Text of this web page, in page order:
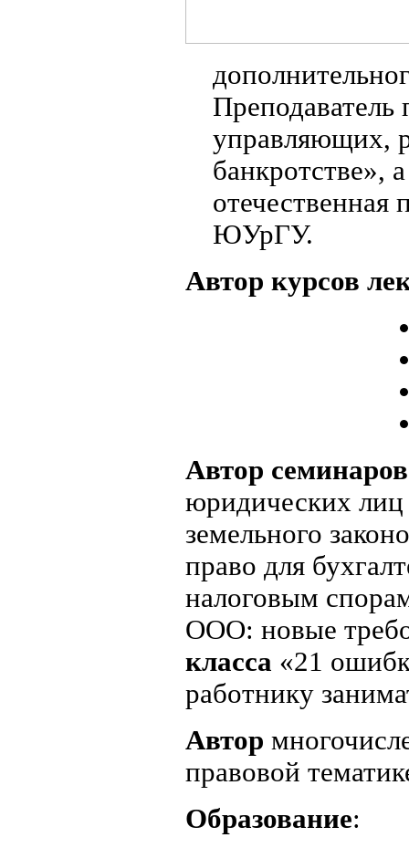
управляющих,
банкротстве»,
отечественная
ЮУрГУ.
Автор курсов
Автор
юридических
земельного
право для
налоговым
ООО: новые
класса «21
работнику
Автор
правовой
Образование: